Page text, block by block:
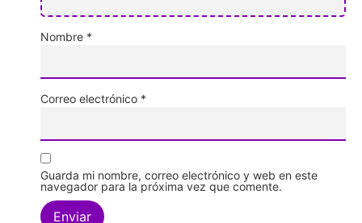
Nombre *
Correo electrónico *
Guarda mi nombre, correo electrónico y web en este
navegador para la próxima vez que comente.